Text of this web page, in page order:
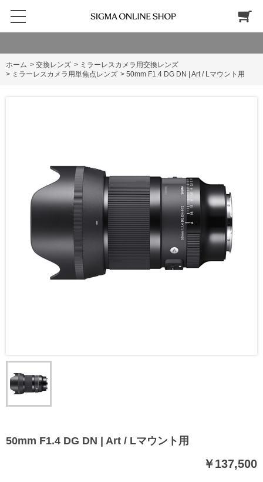
ホーム > 交換レンズ > ミラーレスカメラ用交換レンズ
> ミラーレスカメラ用単焦点レンズ > 50mm F1.4 DG DN | Art / Lマウント用
50mm F1.4 DG DN | Art / Lマウント用
￥137,500